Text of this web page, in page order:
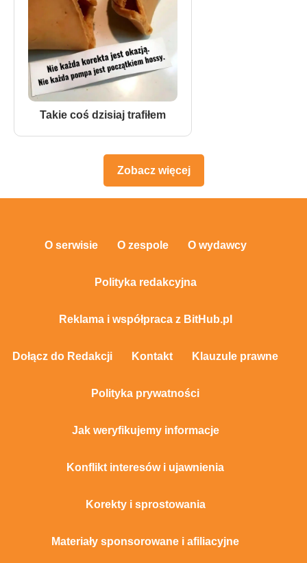
Takie coś dzisiaj trafiłem
Zobacz więcej
O serwisie O zespole O wydawcy
Polityka redakcyjna
Reklama i współpraca z BitHub.pl
Dołącz do Redakcji Kontakt Klauzule prawne
Polityka prywatności
Jak weryfikujemy informacje
Konflikt interesów i ujawnienia
Korekty i sprostowania
Materiały sponsorowane i afiliacyjne